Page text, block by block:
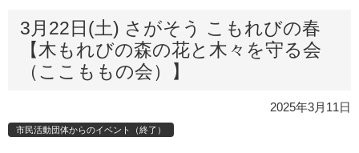
3月22日(土) さがそう こもれびの春
【木もれびの森の花と木々を守る会
（ここももの会）】
2025年3月11日
市民活動団体からのイベント（終了）